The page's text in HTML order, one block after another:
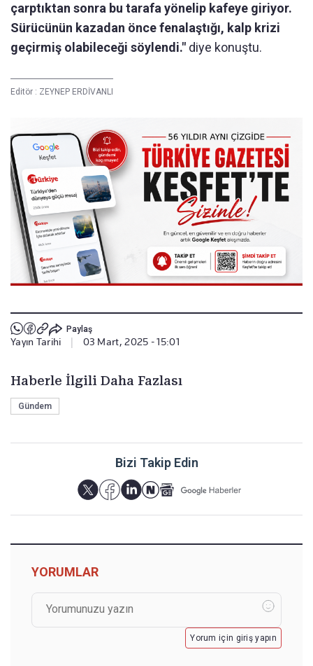
çarptıktan sonra bu tarafa yönelip kafeye giriyor.
Sürücünün kazadan önce fenalaştığı, kalp krizi
geçirmiş olabileceği söylendi." diye konuştu.
Editör : ZEYNEP ERDİVANLI
Paylaş
Yayın Tarihi 03 Mart, 2025 - 15:01
Haberle İlgili Daha Fazlası
Gündem
Bizi Takip Edin
YORUMLAR
Yorum için giriş yapın